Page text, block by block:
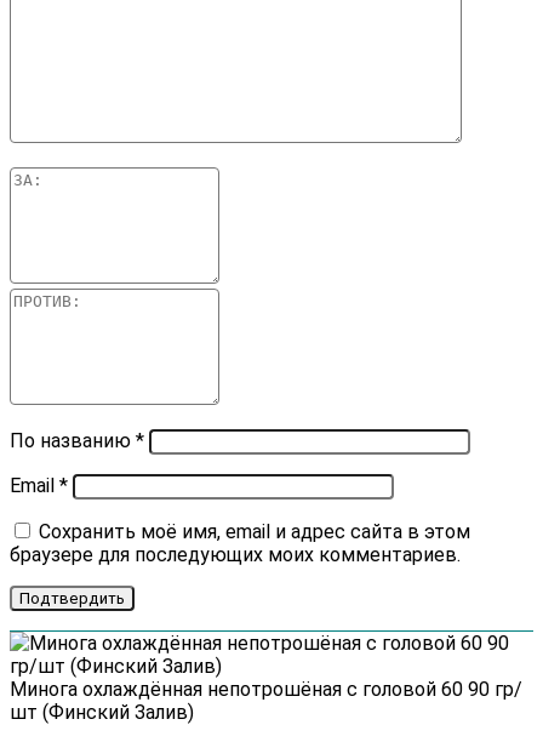
По названию *
Email *
Сохранить моё имя, email и адрес сайта в этом
браузере для последующих моих комментариев.
Минога охлаждённая непотрошёная с головой 60 90 гр/
шт (Финский Залив)